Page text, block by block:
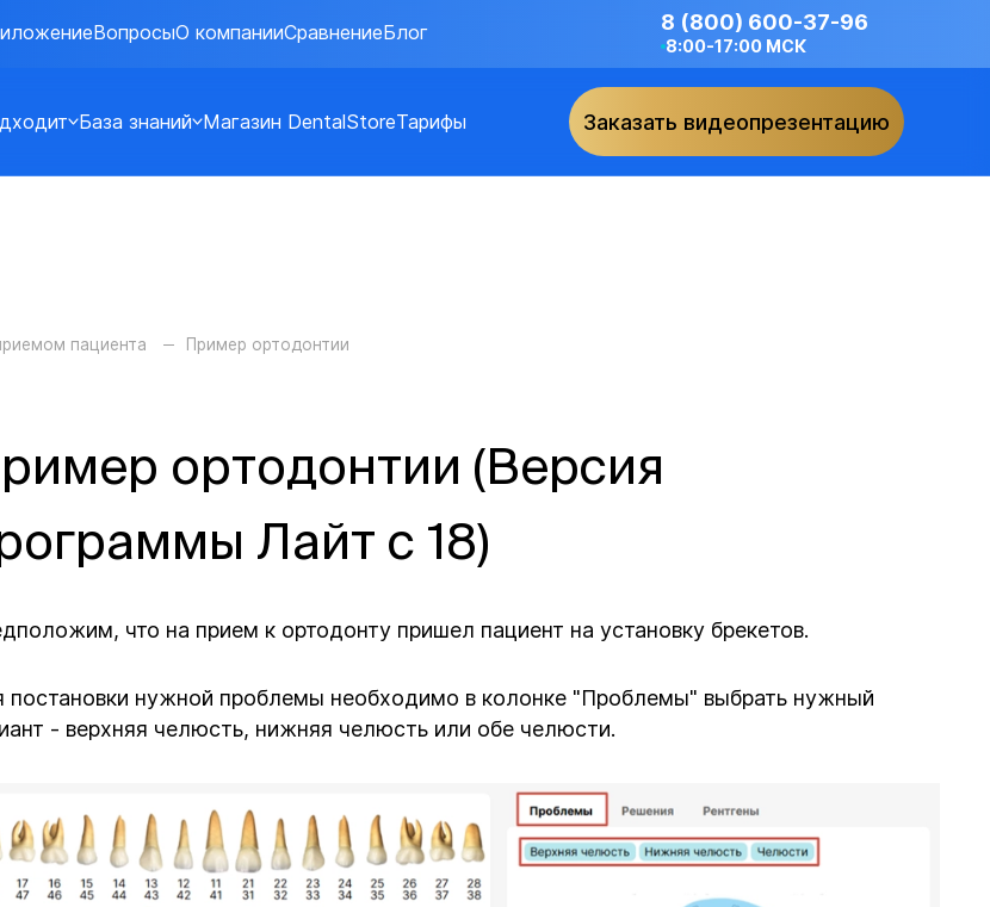
ВопросыО компанииСравнениеБлог 8 (800) 600-37-96
8:00-17:00 МСК
База знаний Магазин DentalStoreТарифы Заказать видеопрезентацию
пациента Пример ортодонтии
ортодонтии (Версия
Лайт с 18)
что на прием к ортодонту пришел пациент на установку брекетов.
постановки нужной проблемы необходимо в колонке "Проблемы" выбрать нужный
- верхняя челюсть, нижняя челюсть или обе челюсти.